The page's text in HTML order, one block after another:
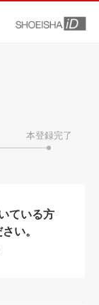
本登録完了
ている方
い。